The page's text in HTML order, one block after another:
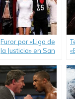
Furor por «Liga de
la Justicia» en San